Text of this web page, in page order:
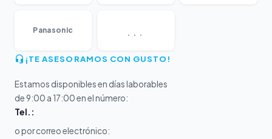
Panasonic ...
¡TE ASESORAMOS CON GUSTO!
Estamos disponibles en días laborables
de 9:00 a 17:00 en el número:
Tel.:
o por correo electrónico: